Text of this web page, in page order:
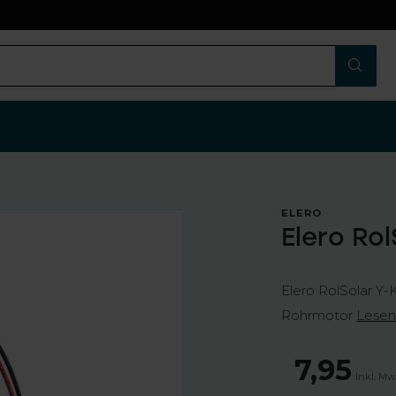
ELERO
Elero
Elero RolSolar
Rohrmotor
7,95 Inkl.